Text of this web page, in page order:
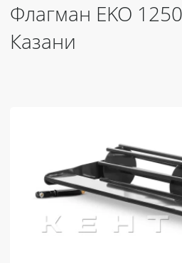
Флагман EKO
Казани